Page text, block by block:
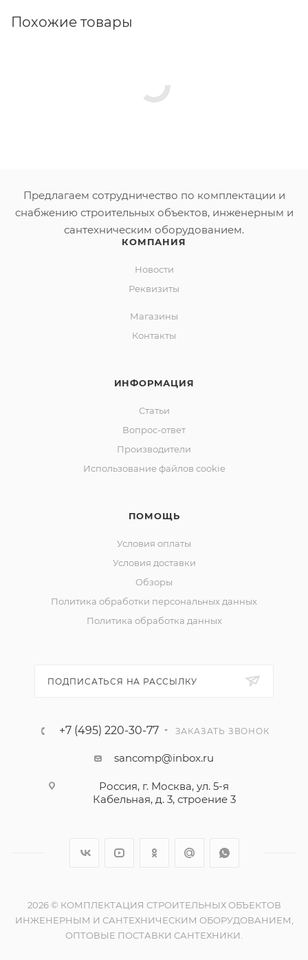
Похожие товары
Предлагаем сотрудничество по комплектации и
снабжению строительных объектов, инженерным и
сантехническим оборудованием.
КОМПАНИЯ
Новости
Реквизиты
Магазины
Контакты
ИНФОРМАЦИЯ
Статьи
Вопрос-ответ
Производители
Использование файлов cookie
ПОМОЩЬ
Условия оплаты
Условия доставки
Обзоры
Политика обработки персональных данных
Политика обработка данных
ПОДПИСАТЬСЯ НА РАССЫЛКУ
+7 (495) 220-30-77 ЗАКАЗАТЬ ЗВОНОК
sancomp@inbox.ru
Россия, г. Москва, ул. 5-я
Кабельная, д. 3, строение 3
2026 © КОМПЛЕКТАЦИЯ СТРОИТЕЛЬНЫХ ОБЪЕКТОВ
ИНЖЕНЕРНЫМ И САНТЕХНИЧЕСКИМ ОБОРУДОВАНИЕМ,
ОПТОВЫЕ ПОСТАВКИ САНТЕХНИКИ.